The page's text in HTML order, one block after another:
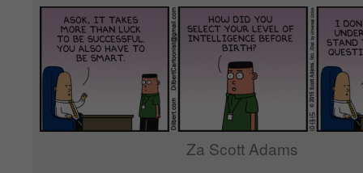
Za Scott Adams